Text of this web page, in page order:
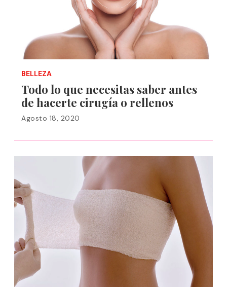
BELLEZA
Todo lo que necesitas saber antes
de hacerte cirugía o rellenos
Agosto 18, 2020